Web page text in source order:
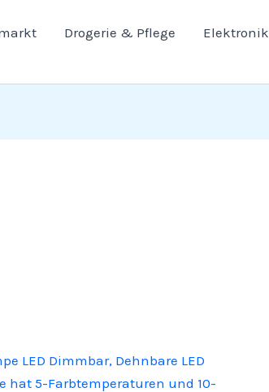
Drogerie & Pflege Elektronik
LED Dimmbar, Dehnbare LED
hat 5-Farbtemperaturen und 10-